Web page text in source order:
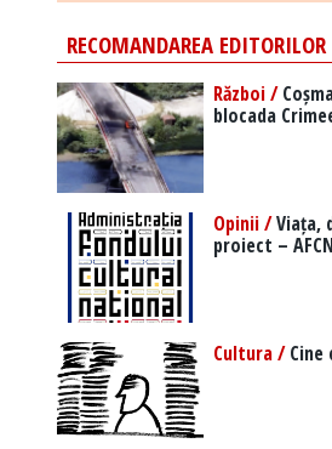
RECOMANDAREA EDITORILOR
Război /
blocada
Opinii /Viața,
proiect –
Cultura /Cine